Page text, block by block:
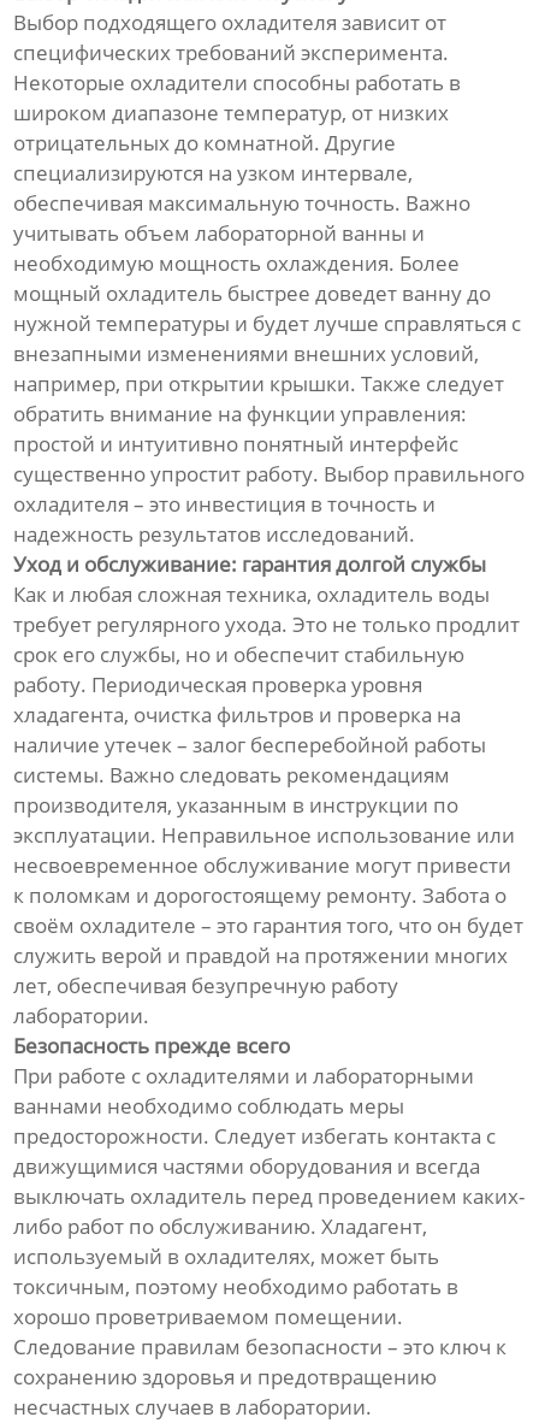
Выбор подходящего охладителя зависит от
специфических требований эксперимента.
Некоторые охладители способны работать в
широком диапазоне температур, от низких
отрицательных до комнатной. Другие
специализируются на узком интервале,
обеспечивая максимальную точность. Важно
учитывать объем лабораторной ванны и
необходимую мощность охлаждения. Более
мощный охладитель быстрее доведет ванну до
нужной температуры и будет лучше справляться с
внезапными изменениями внешних условий,
например, при открытии крышки. Также следует
обратить внимание на функции управления:
простой и интуитивно понятный интерфейс
существенно упростит работу. Выбор правильного
охладителя – это инвестиция в точность и
надежность результатов исследований.
Уход и обслуживание: гарантия долгой службы
Как и любая сложная техника, охладитель воды
требует регулярного ухода. Это не только продлит
срок его службы, но и обеспечит стабильную
работу. Периодическая проверка уровня
хладагента, очистка фильтров и проверка на
наличие утечек – залог бесперебойной работы
системы. Важно следовать рекомендациям
производителя, указанным в инструкции по
эксплуатации. Неправильное использование или
несвоевременное обслуживание могут привести
к поломкам и дорогостоящему ремонту. Забота о
своём охладителе – это гарантия того, что он будет
служить верой и правдой на протяжении многих
лет, обеспечивая безупречную работу
лаборатории.
Безопасность прежде всего
При работе с охладителями и лабораторными
ваннами необходимо соблюдать меры
предосторожности. Следует избегать контакта с
движущимися частями оборудования и всегда
выключать охладитель перед проведением каких-
либо работ по обслуживанию. Хладагент,
используемый в охладителях, может быть
токсичным, поэтому необходимо работать в
хорошо проветриваемом помещении.
Следование правилам безопасности – это ключ к
сохранению здоровья и предотвращению
несчастных случаев в лаборатории.